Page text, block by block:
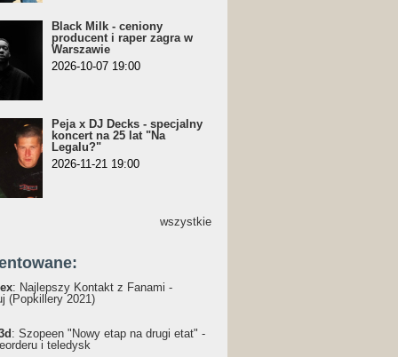
Black Milk - ceniony
producent i raper zagra w
Warszawie
2026-10-07 19:00
Peja x DJ Decks - specjalny
koncert na 25 lat "Na
Legalu?"
2026-11-21 19:00
wszystkie
: Najlepszy Kontakt z Fanami -
(Popkillery 2021)
: Szopeen "Nowy etap na drugi etat" -
i teledysk